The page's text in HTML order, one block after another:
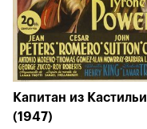
Капитан из Кастильи
(1947)